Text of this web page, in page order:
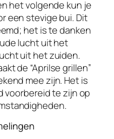
het volgende kun je
een stevige bui. Dit
het is te danken
lucht uit het
uit het zuiden.
de “Aprilse grillen”
mee zijn. Het is
voorbereid te zijn op